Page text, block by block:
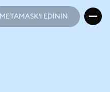
METAMASK'I EDİNİN